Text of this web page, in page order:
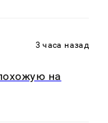
3 часа назад
на